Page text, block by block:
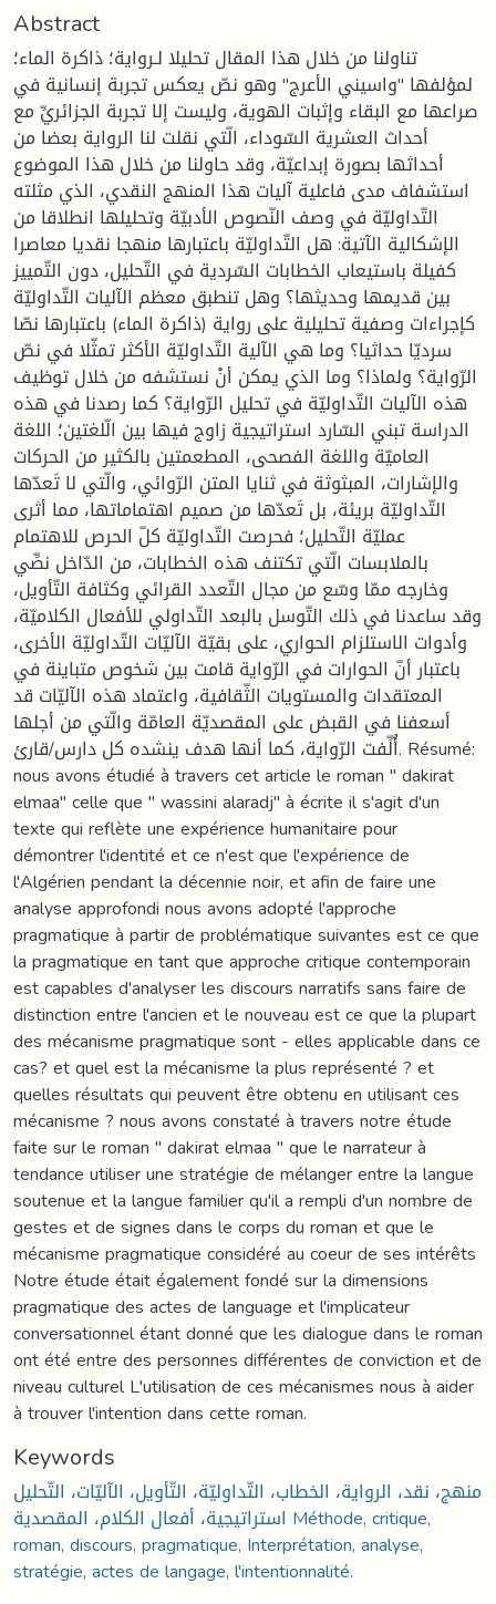
Abstract
تناولنا من خلال هذا المقال تحليلا لـرواية؛ ذاكرة الماء؛
لمؤلفها "واسيني الأعرج" وهو نصّ يعكس تجربة إنسانية في
صراعها مع البقاء وإثبات الهوية، وليست إلا تجربة الجزائريِّ مع
أحداث العشرية السّوداء، الّتي نقلت لنا الرواية بعضا من
أحداثها بصورة إبداعيّة، وقد حاولنا من خلال هذا الموضوع
استشفاف مدى فاعلية آليات هذا المنهج النقدي، الذي مثلته
التّداوليّة في وصف النّصوص الأدبيّة وتحليلها انطلاقا من
الإشكالية الآتية: هل التّداوليّة باعتبارها منهجا نقديا معاصرا
كفيلة باستيعاب الخطابات السّردية في التّحليل، دون التّمييز
بين قديمها وحديثها؟ وهل تنطبق معظم الآليات التّداوليّة
كإجراءات وصفية تحليلية على رواية (ذاكرة الماء) باعتبارها نصّا
سرديّا حداثيا؟ وما هي الآلية التّداوليّة الأكثر تمثّلا في نصّ
الرّواية؟ ولماذا؟ وما الذي يمكن أنْ نستشفه من خلال توظيف
هذه الآليات التّداوليّة في تحليل الرّواية؟ كما رصدنا في هذه
الدراسة تبني السّارد استراتيجية زاوج فيها بين الّلغتين؛ اللغة
العاميّة واللغة الفصحى، المطعمتين بالكثير من الحركات
والإشارات، المبثوثة في ثنايا المتن الرّوائي، والّتي لا تَعدّها
التّداوليّة بريئة، بل تَعدّها من صميم اهتماماتها، مما أثرى
عمليّة التّحليل؛ فحرصت التّداوليّة كلّ الحرص للاهتمام
بالملابسات الّتي تكتنف هذه الخطابات، من الدّاخل نصِّي
وخارجه ممّا وسّع من مجال التّعدد القرائي وكثافة التّأويل،
وقد ساعدنا في ذلك التّوسل بالبعد التّداولي للأفعال الكلاميّة،
وأدوات الاستلزام الحواري، على بقيّة الآليّات التّداوليّة الأخرى،
باعتبار أنّ الحوارات في الرّواية قامت بين شخوص متباينة في
المعتقدات والمستويات الثّقافية، واعتماد هذه الآليّات قد
أسعفنا في القبض على المقصديّة العامّة والّتي من أجلها
أُلِّفت الرّواية، كما أنها هدف ينشده كل دارس/قارئ. Résumé:
nous avons étudié à travers cet article le roman " dakirat
elmaa" celle que " wassini alaradj" à écrite il s'agit d'un
texte qui reflète une expérience humanitaire pour
démontrer l'identité et ce n'est que l'expérience de
l'Algérien pendant la décennie noir, et afin de faire une
analyse approfondi nous avons adopté l'approche
pragmatique à partir de problématique suivantes est ce que
la pragmatique en tant que approche critique contemporain
est capables d'analyser les discours narratifs sans faire de
distinction entre l'ancien et le nouveau est ce que la plupart
des mécanisme pragmatique sont - elles applicable dans ce
cas? et quel est la mécanisme la plus représenté ? et
quelles résultats qui peuvent être obtenu en utilisant ces
mécanisme ? nous avons constaté à travers notre étude
faite sur le roman " dakirat elmaa " que le narrateur à
tendance utiliser une stratégie de mélanger entre la langue
soutenue et la langue familier qu'il a rempli d'un nombre de
gestes et de signes dans le corps du roman et que le
mécanisme pragmatique considéré au coeur de ses intérêts
Notre étude était également fondé sur la dimensions
pragmatique des actes de language et l'implicateur
conversationnel étant donné que les dialogue dans le roman
ont été entre des personnes différentes de conviction et de
niveau culturel L'utilisation de ces mécanismes nous à aider
à trouver l'intention dans cette roman.
Keywords
منهج، نقد، الرواية، الخطاب، التّداوليّة، التّأويل، الآليّات، التّحليل
استراتيجية، أفعال الكلام، المقصدية Méthode, critique,
roman, discours, pragmatique, Interprétation, analyse,
stratégie, actes de langage, l'intentionnalité.